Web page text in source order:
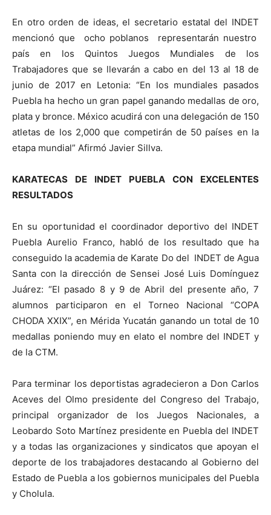
En otro orden de ideas, el secretario estatal del INDET
mencionó que ocho poblanos representarán nuestro
país en los Quintos Juegos Mundiales de los
Trabajadores que se llevarán a cabo en del 13 al 18 de
junio de 2017 en Letonia: “En los mundiales pasados
Puebla ha hecho un gran papel ganando medallas de oro,
plata y bronce. México acudirá con una delegación de 150
atletas de los 2,000 que competirán de 50 países en la
etapa mundial” Afirmó Javier Sillva.
KARATECAS DE INDET PUEBLA CON EXCELENTES
RESULTADOS
En su oportunidad el coordinador deportivo del INDET
Puebla Aurelio Franco, habló de los resultado que ha
conseguido la academia de Karate Do del INDET de Agua
Santa con la dirección de Sensei José Luis Domínguez
Juárez: “El pasado 8 y 9 de Abril del presente año, 7
alumnos participaron en el Torneo Nacional “COPA
CHODA XXIX”, en Mérida Yucatán ganando un total de 10
medallas poniendo muy en elato el nombre del INDET y
de la CTM.
Para terminar los deportistas agradecieron a Don Carlos
Aceves del Olmo presidente del Congreso del Trabajo,
principal organizador de los Juegos Nacionales, a
Leobardo Soto Martínez presidente en Puebla del INDET
y a todas las organizaciones y sindicatos que apoyan el
deporte de los trabajadores destacando al Gobierno del
Estado de Puebla a los gobiernos municipales del Puebla
y Cholula.